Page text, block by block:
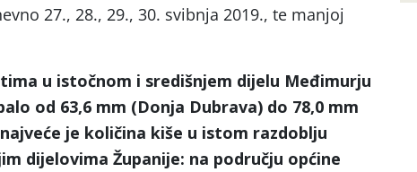
27., 28., 29., 30. svibnja 2019., te manjoj
u istočnom i središnjem dijelu Međimurju
od 63,6 mm (Donja Dubrava) do 78,0 mm
je količina kiše u istom razdoblju
dijelovima Županije: na području općine